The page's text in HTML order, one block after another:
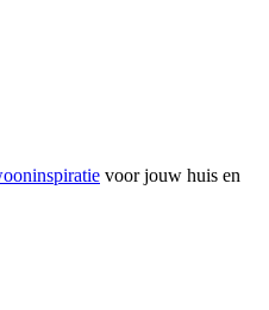
voor jouw huis en